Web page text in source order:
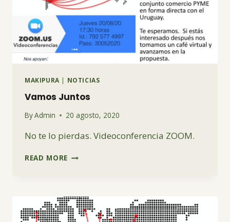
MAKIPURA | NOTICIAS
Vamos Juntos
ByAdmin 20 agosto, 2020
No te lo pierdas. Videoconferencia ZOOM.
READ MORE VAMOS